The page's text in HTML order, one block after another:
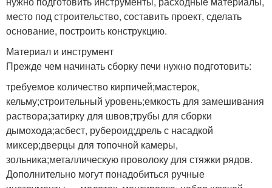
место под строительство, составить проект, сделать
основание, построить конструкцию.
Материал и инструмент
Прежде чем начинать сборку печи нужно подготовить:
требуемое количество кирпичей;мастерок,
кельму;строительный уровень;емкость для замешивания
раствора;затирку для швов;трубы для сборки
дымохода;асбест, рубероид;дрель с насадкой
миксер;дверцы для топочной камеры,
зольника;металлическую проволоку для стяжки рядов.
Дополнительно могут понадобиться ручные